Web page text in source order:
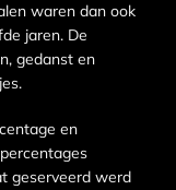
waren dan ook
jaren. De
gedanst en
en
geserveerd werd